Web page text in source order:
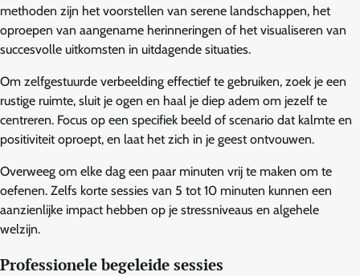
methoden zijn het voorstellen van serene landschappen, het
oproepen van aangename herinneringen of het visualiseren van
succesvolle uitkomsten in uitdagende situaties.
Om zelfgestuurde verbeelding effectief te gebruiken, zoek je een
rustige ruimte, sluit je ogen en haal je diep adem om jezelf te
centreren. Focus op een specifiek beeld of scenario dat kalmte en
positiviteit oproept, en laat het zich in je geest ontvouwen.
Overweeg om elke dag een paar minuten vrij te maken om te
oefenen. Zelfs korte sessies van 5 tot 10 minuten kunnen een
aanzienlijke impact hebben op je stressniveaus en algehele
welzijn.
Professionele begeleide sessies